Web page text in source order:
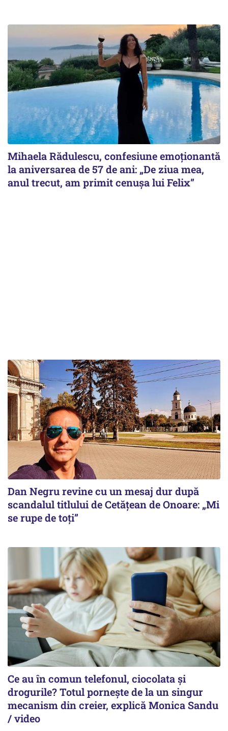
Mihaela Rădulescu, confesiune emoționantă
la aniversarea de 57 de ani: „De ziua mea,
anul trecut, am primit cenușa lui Felix”
Dan Negru revine cu un mesaj dur după
scandalul titlului de Cetățean de Onoare: „Mi
se rupe de toți”
Ce au în comun telefonul, ciocolata și
drogurile? Totul pornește de la un singur
mecanism din creier, explică Monica Sandu
/ video